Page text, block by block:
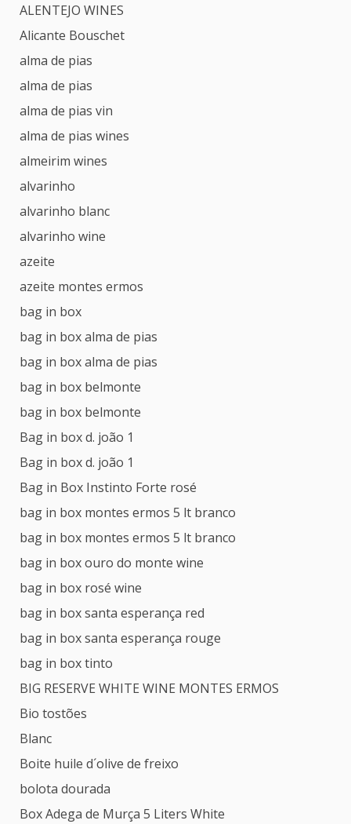
ALENTEJO WINES
Alicante Bouschet
alma de pias
alma de pias
alma de pias vin
alma de pias wines
almeirim wines
alvarinho
alvarinho blanc
alvarinho wine
azeite
azeite montes ermos
bag in box
bag in box alma de pias
bag in box alma de pias
bag in box belmonte
bag in box belmonte
Bag in box d. joão 1
Bag in box d. joão 1
Bag in Box Instinto Forte rosé
bag in box montes ermos 5 lt branco
bag in box montes ermos 5 lt branco
bag in box ouro do monte wine
bag in box rosé wine
bag in box santa esperança red
bag in box santa esperança rouge
bag in box tinto
BIG RESERVE WHITE WINE MONTES ERMOS
Bio tostões
Blanc
Boite huile d´olive de freixo
bolota dourada
Box Adega de Murça 5 Liters White